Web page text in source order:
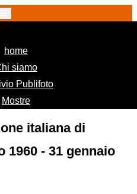
home(current)
siamo
Publifoto
Mostre
italiana di
1960 - 31 gennaio